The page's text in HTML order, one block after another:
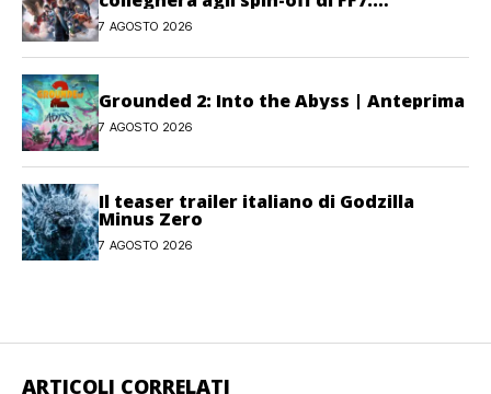
Hamaguchi non si pone limiti
7 AGOSTO 2026
Grounded 2: Into the Abyss | Anteprima
7 AGOSTO 2026
Il teaser trailer italiano di Godzilla
Minus Zero
7 AGOSTO 2026
ARTICOLI CORRELATI